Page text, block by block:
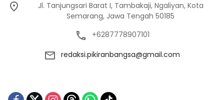
Jl. Tanjungsari Barat I, Tambakaji, Ngaliyan, Kota
Semarang, Jawa Tengah 50185
+6287778907101
redaksi.pikiranbangsa@gmail.com